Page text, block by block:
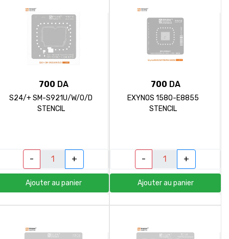
700 DA
S24/+ SM-S921U/W/O/D
STENCIL
- +
Ajouter au panier
700 DA
EXYNOS 1580-E8855
STENCIL
- +
Ajouter au panier